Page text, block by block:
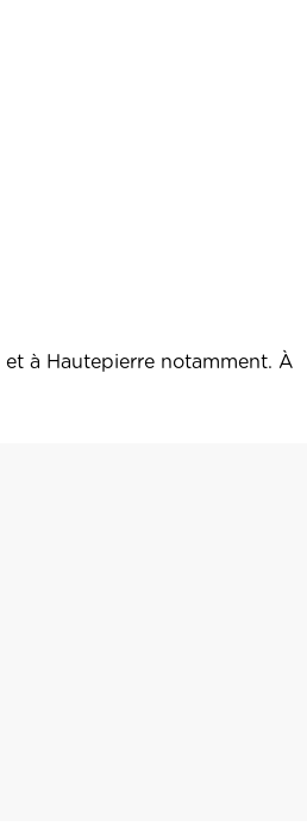
à Hautepierre notamment. À